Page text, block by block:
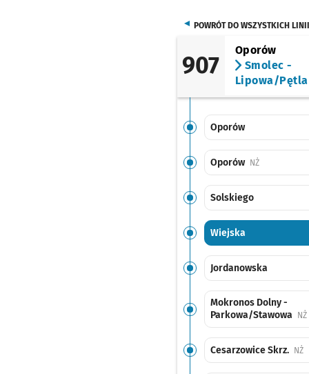
POWRÓT DO WSZYSTKICH LINII
907
Oporów
Smolec -
Lipowa/Pętla
Oporów
Oporów NŻPrzystanek
Solskiego
Wiejska
Jordanowska
Mokronos Dolny -
Parkowa/Stawowa
NŻ
Cesarzowice Skrz. NŻ